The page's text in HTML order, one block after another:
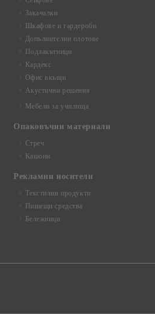
Закачалки
Шкафове и гардероби
Допълнителни плотове
Подлакътници
Кардекс
Офис вкъщи
Акустични решения
Мебели за училища
Опаковъчни материали
Стреч
Кашони
Рекламни носители
Текстилни продукти
Пишещи средства
Бележници